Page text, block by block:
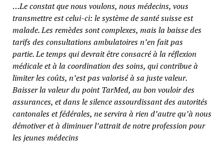
…Le constat que nous voulons, nous médecins, vous
transmettre est celui-ci: le système de santé suisse est
malade. Les remèdes sont complexes, mais la baisse des
tarifs des consultations ambulatoires n’en fait pas
partie.Le temps qui devrait être consacré à la réflexion
médicale et à la coordination des soins, qui contribue à
limiter les coûts, n’est pas valorisé à sa juste valeur.
Baisser la valeur du point TarMed, au bon vouloir des
assurances, et dans le silence assourdissant des autorités
cantonales et fédérales, ne servira à rien d’autre qu’à nous
démotiver et à diminuer l’attrait de notre profession pour
les jeunes médecins